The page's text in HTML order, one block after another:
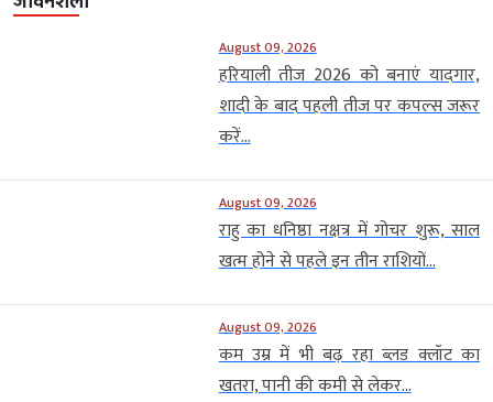
August 09, 2026
हरियाली तीज 2026 को बनाएं यादगार,
शादी के बाद पहली तीज पर कपल्स जरूर
करें...
August 09, 2026
राहु का धनिष्ठा नक्षत्र में गोचर शुरू, साल
खत्म होने से पहले इन तीन राशियों...
August 09, 2026
कम उम्र में भी बढ़ रहा ब्लड क्लॉट का
खतरा, पानी की कमी से लेकर...